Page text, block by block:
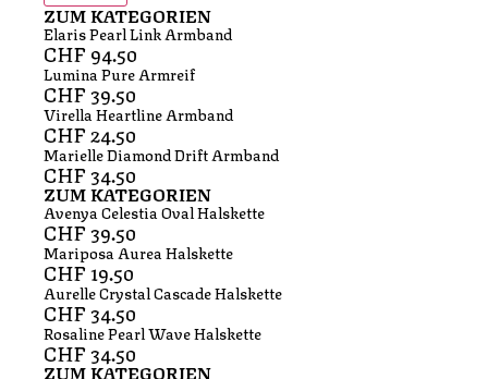
ZUM KATEGORIEN
Elaris Pearl Link Armband
CHF94.50
Lumina Pure Armreif
CHF39.50
Virella Heartline Armband
CHF24.50
Marielle Diamond Drift Armband
CHF34.50
ZUM KATEGORIEN
Avenya Celestia Oval Halskette
CHF39.50
Mariposa Aurea Halskette
CHF19.50
Aurelle Crystal Cascade Halskette
CHF34.50
Rosaline Pearl Wave Halskette
CHF34.50
ZUM KATEGORIEN